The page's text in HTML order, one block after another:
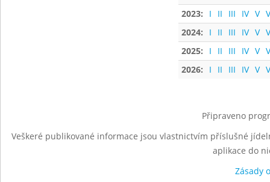
2023:
I II III IV V
2024:
I II III IV V
2025:
I II III IV V
2026:
I II III IV V
Připraveno
Veškeré publikované informace jsou vlastnictvím příslušné
aplikace do
Zásady